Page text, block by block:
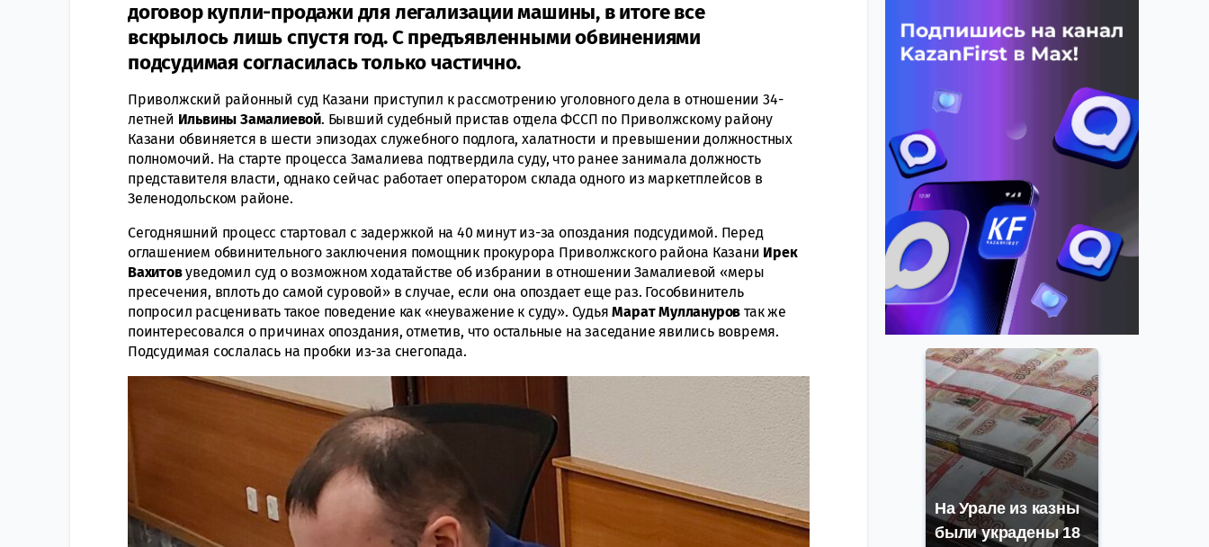
договор купли-продажи для легализации машины, в итоге все
вскрылось лишь спустя год. С предъявленными обвинениями
подсудимая согласилась только частично.
Приволжский районный суд Казани приступил к рассмотрению уголовного дела в отношении 34-
летней Ильвины Замалиевой. Бывший судебный пристав отдела ФССП по Приволжскому району
Казани обвиняется в шести эпизодах служебного подлога, халатности и превышении должностных
полномочий. На старте процесса Замалиева подтвердила суду, что ранее занимала должность
представителя власти, однако сейчас работает оператором склада одного из маркетплейсов в
Зеленодольском районе.
Сегодняшний процесс стартовал с задержкой на 40 минут из-за опоздания подсудимой. Перед
оглашением обвинительного заключения помощник прокурора Приволжского района Казани Ирек
Вахитовуведомил суд о возможном ходатайстве об избрании в отношении Замалиевой «меры
пресечения, вплоть до самой суровой» в случае, если она опоздает еще раз. Гособвинитель
попросил расценивать такое поведение как «неуважение к суду». СудьяМарат Муллануров так же
поинтересовался о причинах опоздания, отметив, что остальные на заседание явились вовремя.
Подсудимая сослалась на пробки из-за снегопада.
На Урале из казны
были украдены 18